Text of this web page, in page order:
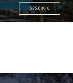
595.000 €